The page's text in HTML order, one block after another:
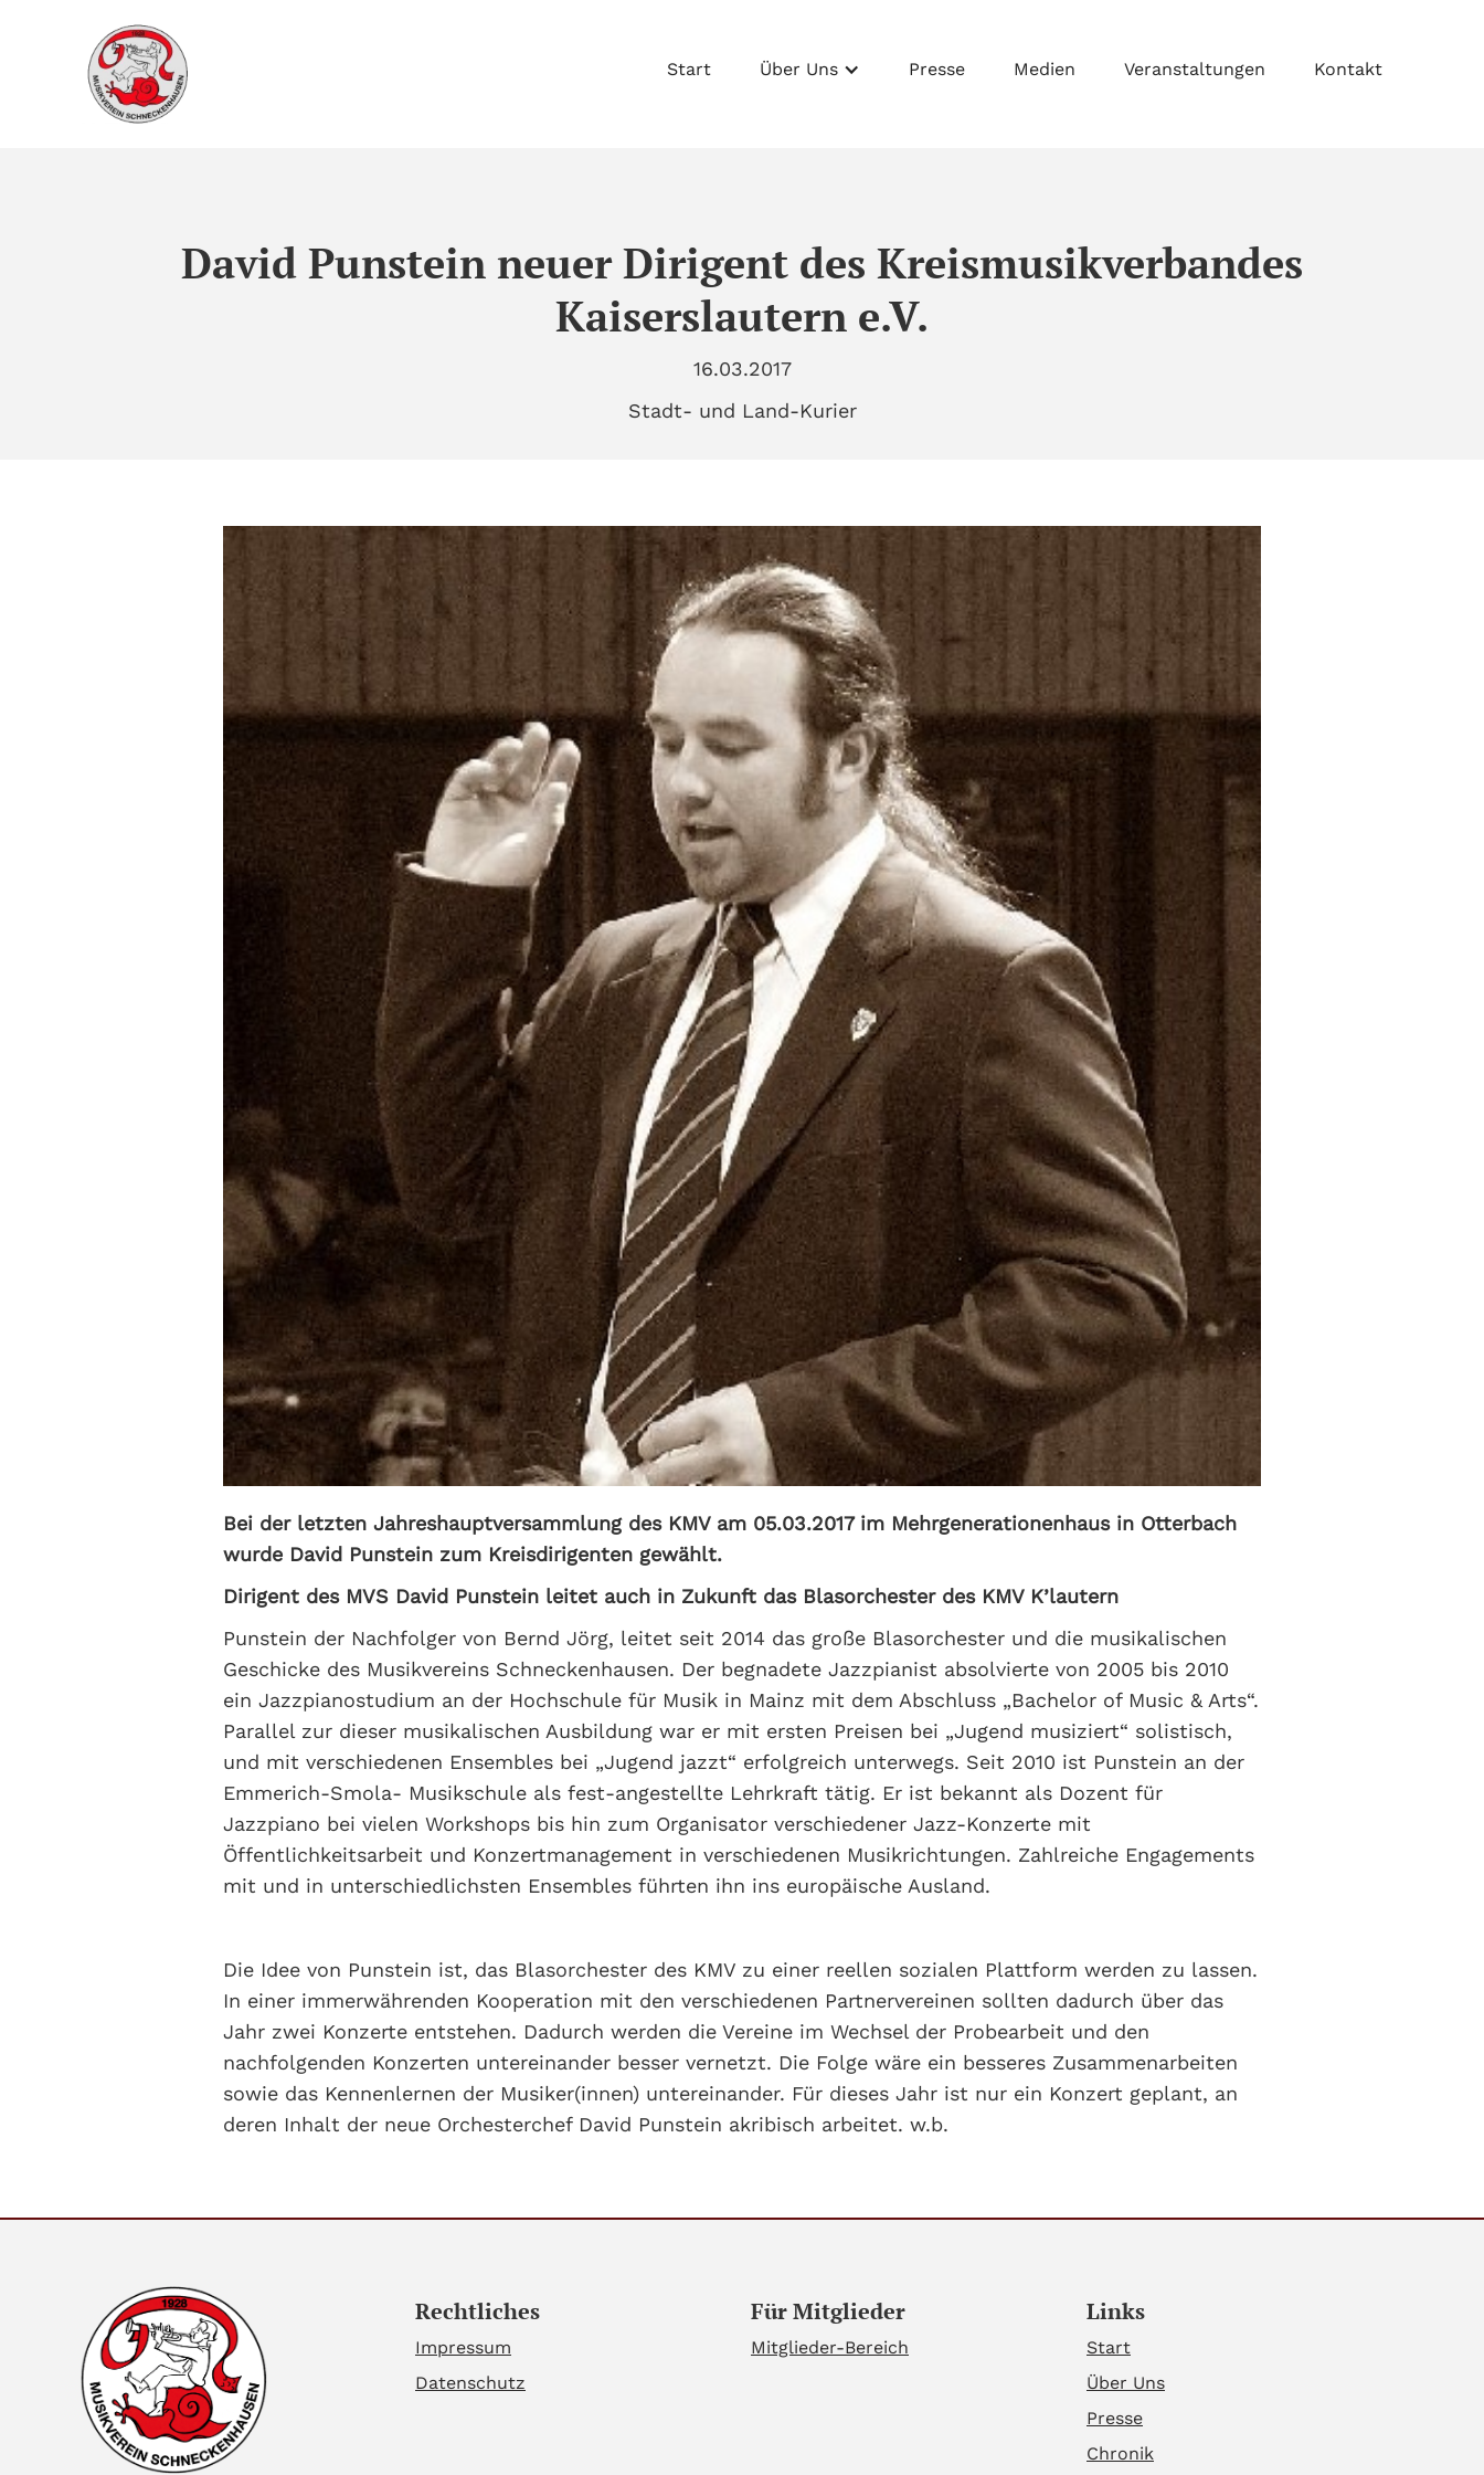
Start Über Uns Presse Medien Veranstaltungen Kontakt
David Punstein neuer Dirigent des Kreismusikverbandes
Kaiserslautern e.V.
16.03.2017
Stadt- und Land-Kurier
Bei der letzten Jahreshauptversammlung des KMV am 05.03.2017 im Mehrgenerationenhaus in Otterbach
wurde David Punstein zum Kreisdirigenten gewählt.
Dirigent des MVS David Punstein leitet auch in Zukunft das Blasorchester des KMV K’lautern
Punstein der Nachfolger von Bernd Jörg, leitet seit 2014 das große Blasorchester und die musikalischen
Geschicke des Musikvereins Schneckenhausen. Der begnadete Jazzpianist absolvierte von 2005 bis 2010
ein Jazzpianostudium an der Hochschule für Musik in Mainz mit dem Abschluss „Bachelor of Music & Arts“.
Parallel zur dieser musikalischen Ausbildung war er mit ersten Preisen bei „Jugend musiziert“ solistisch,
und mit verschiedenen Ensembles bei „Jugend jazzt“ erfolgreich unterwegs. Seit 2010 ist Punstein an der
Emmerich-Smola- Musikschule als fest-angestellte Lehrkraft tätig. Er ist bekannt als Dozent für
Jazzpiano bei vielen Workshops bis hin zum Organisator verschiedener Jazz-Konzerte mit
Öffentlichkeitsarbeit und Konzertmanagement in verschiedenen Musikrichtungen. Zahlreiche Engagements
mit und in unterschiedlichsten Ensembles führten ihn ins europäische Ausland.
Die Idee von Punstein ist, das Blasorchester des KMV zu einer reellen sozialen Plattform werden zu lassen.
In einer immerwährenden Kooperation mit den verschiedenen Partnervereinen sollten dadurch über das
Jahr zwei Konzerte entstehen. Dadurch werden die Vereine im Wechsel der Probearbeit und den
nachfolgenden Konzerten untereinander besser vernetzt. Die Folge wäre ein besseres Zusammenarbeiten
sowie das Kennenlernen der Musiker(innen) untereinander. Für dieses Jahr ist nur ein Konzert geplant, an
deren Inhalt der neue Orchesterchef David Punstein akribisch arbeitet. w.b.
Rechtliches
Impressum
Datenschutz
Für Mitglieder
Mitglieder-Bereich
Links
Start
Über Uns
Presse
Chronik